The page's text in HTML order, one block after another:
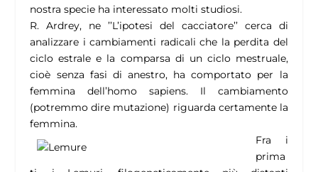
nostra specie ha interessato molti studiosi.
R. Ardrey, ne ’’L’ipotesi del cacciatore’’ cerca di
analizzare i cambiamenti radicali che la perdita del
ciclo estrale e la comparsa di un ciclo mestruale,
cioè senza fasi di anestro, ha comportato per la
femmina dell’homo sapiens. Il cambiamento
(potremmo dire mutazione) riguarda certamente la
femmina.
Fra i
prima